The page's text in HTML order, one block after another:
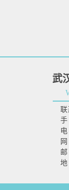
武
联
手
地